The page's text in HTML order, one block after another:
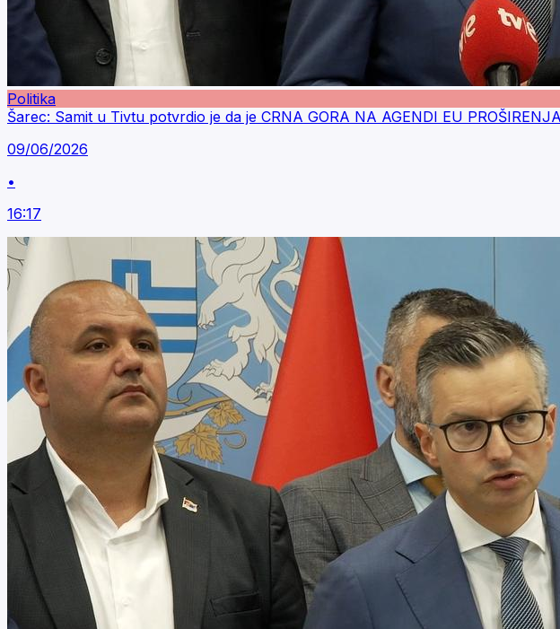
Politika
Šarec: Samit u Tivtu potvrdio je da je CRNA GORA NA AGENDI EU PROŠIRENJA
09/06/2026
•
16:17